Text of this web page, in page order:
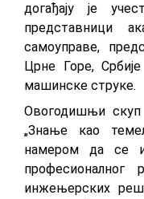
догађају је
представници
самоуправе,
Црне Горе,
машинске струке.
Овогодишњи скуп
„Знање као
намером да се
професионалног
инжењерских